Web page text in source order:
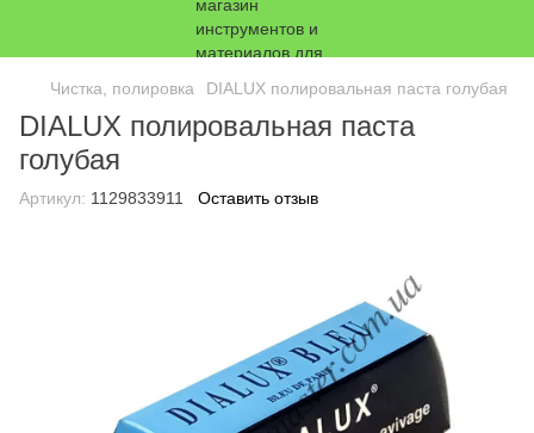
Чистка, полировка DIALUX полировальная паста голубая
DIALUX полировальная паста
голубая
Артикул: 1129833911 Оставить отзыв